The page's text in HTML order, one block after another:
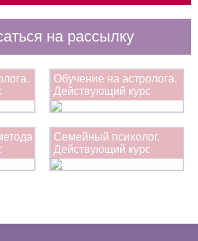
на рассылку
Обучение на астролога.
Действующий курс
Семейный психолог.
Действующий курс